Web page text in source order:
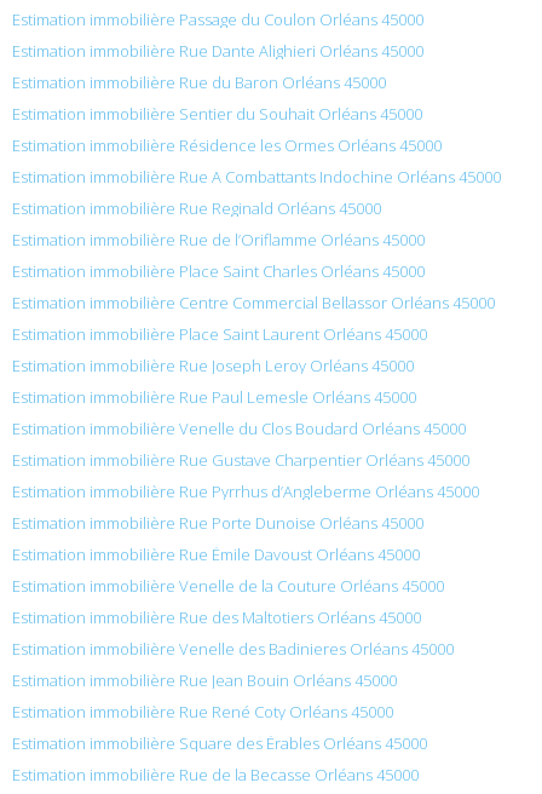
Estimation immobilière Passage du Coulon Orléans 45000
Estimation immobilière Rue Dante Alighieri Orléans 45000
Estimation immobilière Rue du Baron Orléans 45000
Estimation immobilière Sentier du Souhait Orléans 45000
Estimation immobilière Résidence les Ormes Orléans 45000
Estimation immobilière Rue A Combattants Indochine Orléans 45000
Estimation immobilière Rue Reginald Orléans 45000
Estimation immobilière Rue de l’Oriflamme Orléans 45000
Estimation immobilière Place Saint Charles Orléans 45000
Estimation immobilière Centre Commercial Bellassor Orléans 45000
Estimation immobilière Place Saint Laurent Orléans 45000
Estimation immobilière Rue Joseph Leroy Orléans 45000
Estimation immobilière Rue Paul Lemesle Orléans 45000
Estimation immobilière Venelle du Clos Boudard Orléans 45000
Estimation immobilière Rue Gustave Charpentier Orléans 45000
Estimation immobilière Rue Pyrrhus d’Angleberme Orléans 45000
Estimation immobilière Rue Porte Dunoise Orléans 45000
Estimation immobilière Rue Émile Davoust Orléans 45000
Estimation immobilière Venelle de la Couture Orléans 45000
Estimation immobilière Rue des Maltotiers Orléans 45000
Estimation immobilière Venelle des Badinieres Orléans 45000
Estimation immobilière Rue Jean Bouin Orléans 45000
Estimation immobilière Rue René Coty Orléans 45000
Estimation immobilière Square des Érables Orléans 45000
Estimation immobilière Rue de la Becasse Orléans 45000